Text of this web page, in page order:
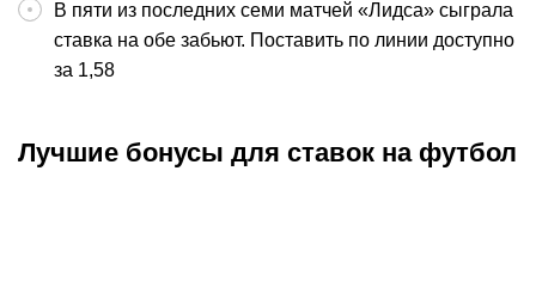
В пяти из последних семи матчей «Лидса» сыграла
ставка на обе забьют. Поставить по линии доступно
за 1,58
Лучшие бонусы для ставок на футбол